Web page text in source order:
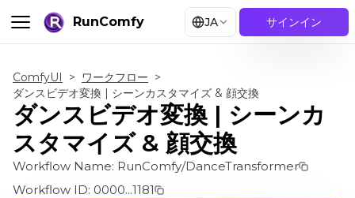
RunComfy JA サインイン
ComfyUI > ワークフロー >
ダンスビデオ変換 | シーンカスタマイズ & 顔交換
ダンスビデオ変換 | シーンカ
スタマイズ & 顔交換
Workflow Name: RunComfy/DanceTransformer
Workflow ID: 0000...1181